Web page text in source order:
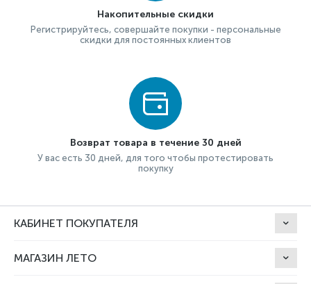
Накопительные скидки
Регистрируйтесь, совершайте покупки - персональные
скидки для постоянных клиентов
Возврат товара в течение 30 дней
У вас есть 30 дней, для того чтобы протестировать
покупку
КАБИНЕТ ПОКУПАТЕЛЯ
МАГАЗИН ЛЕТО